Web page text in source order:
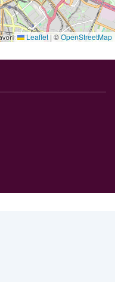
Leaflet|©OpenStreetMap